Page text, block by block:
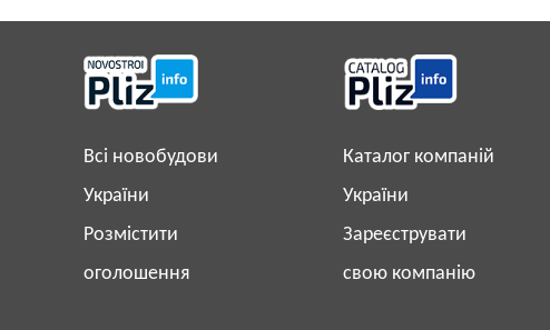
Всі новобудови
України
Розмістити
оголошення
Каталог компаній
України
Зареєструвати
свою компанію